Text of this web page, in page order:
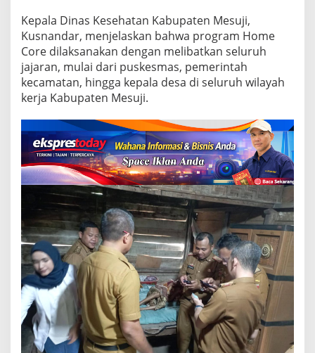
l
a
y
a
n
a
n
K
e
s
e
h
a
t
a
n
G
a
t
s
L
a
n
g
s
Kepala Dinas Kesehatan Kabupaten Mesuji,
Kusnandar, menjelaskan bahwa program Home
Core dilaksanakan dengan melibatkan seluruh
jajaran, mulai dari puskesmas, pemerintah
kecamatan, hingga kepala desa di seluruh wilayah
kerja Kabupaten Mesuji.